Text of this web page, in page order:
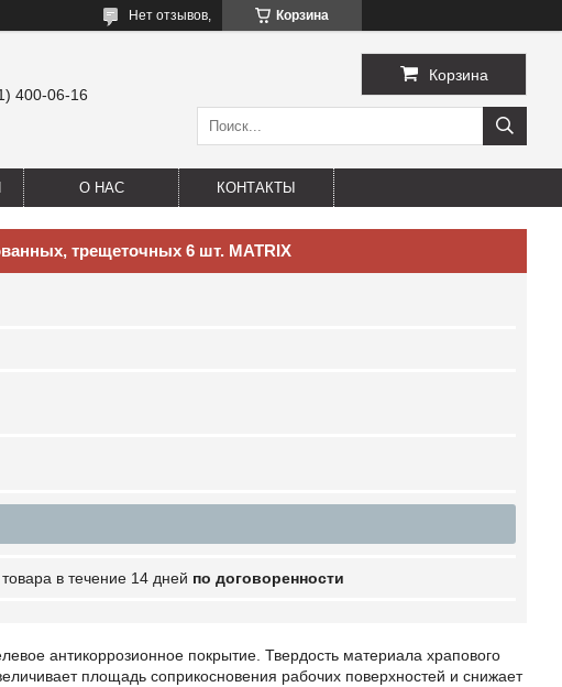
Корзина
Нет отзывов,
400-06-16
Корзина
О НАС КОНТАКТЫ
трещеточных 6 шт. MATRIX
товара в течение 14 дней по договоренности
антикоррозионное покрытие. Твердость материала храпового
площадь соприкосновения рабочих поверхностей и снижает